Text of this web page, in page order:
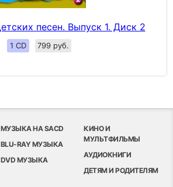
песен. Выпуск 1. Диск 2
1 CD 799 руб.
МУЗЫКА НА SACD
BLU-RAY МУЗЫКА
DVD МУЗЫКА
КИНО И
МУЛЬТФИЛЬМЫ
АУДИОКНИГИ
ДЕТЯМ И РОДИТЕЛЯМ